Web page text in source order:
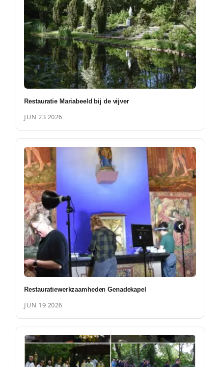
Restauratie Mariabeeld bij de vijver
JUN 23 2026
Restauratiewerkzaamheden Genadekapel
JUN 19 2026